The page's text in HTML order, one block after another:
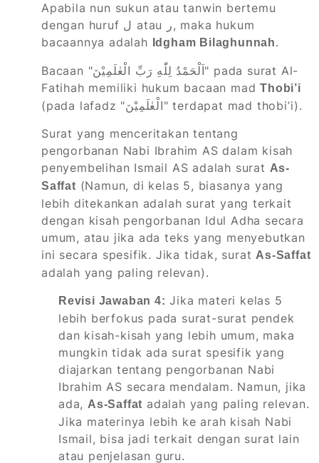
Apabila nun sukun atau tanwin bertemu
dengan huruf ل atau ر, maka hukum
bacaannya adalah
Idgham Bilaghunnah.
Bacaan "اَلْحَمْدُ لِلّٰهِ رَبِّ الْعٰلَمِيْنَ" pada surat Al-
Fatihah memiliki hukum bacaan madThobi’i
(pada lafadz "الْعٰلَمِيْنَ" terdapat mad thobi’i).
Surat yang menceritakan tentang
pengorbanan Nabi Ibrahim AS dalam kisah
penyembelihan Ismail AS adalah surat As-
Saffat (Namun, di kelas 5, biasanya yang
lebih ditekankan adalah surat yang terkait
dengan kisah pengorbanan Idul Adha secara
umum, atau jika ada teks yang menyebutkan
ini secara spesifik. Jika tidak, suratAs-Saffat
adalah yang paling relevan).
Revisi Jawaban 4: Jika materi kelas 5
lebih berfokus pada surat-surat pendek
dan kisah-kisah yang lebih umum, maka
mungkin tidak ada surat spesifik yang
diajarkan tentang pengorbanan Nabi
Ibrahim AS secara mendalam. Namun, jika
ada, As-Saffat adalah yang paling relevan.
Jika materinya lebih ke arah kisah Nabi
Ismail, bisa jadi terkait dengan surat lain
atau penjelasan guru.